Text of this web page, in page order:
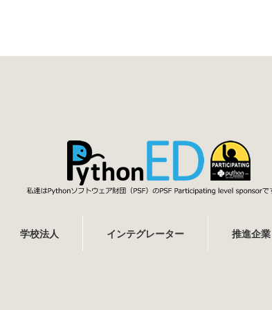
学校法人 インテグレーター 推進企業